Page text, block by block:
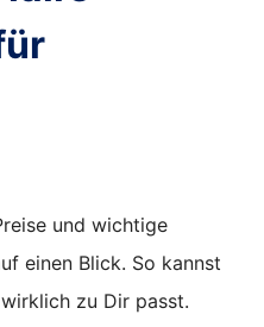
und wichtige
einen Blick. So kannst
zu Dir passt.